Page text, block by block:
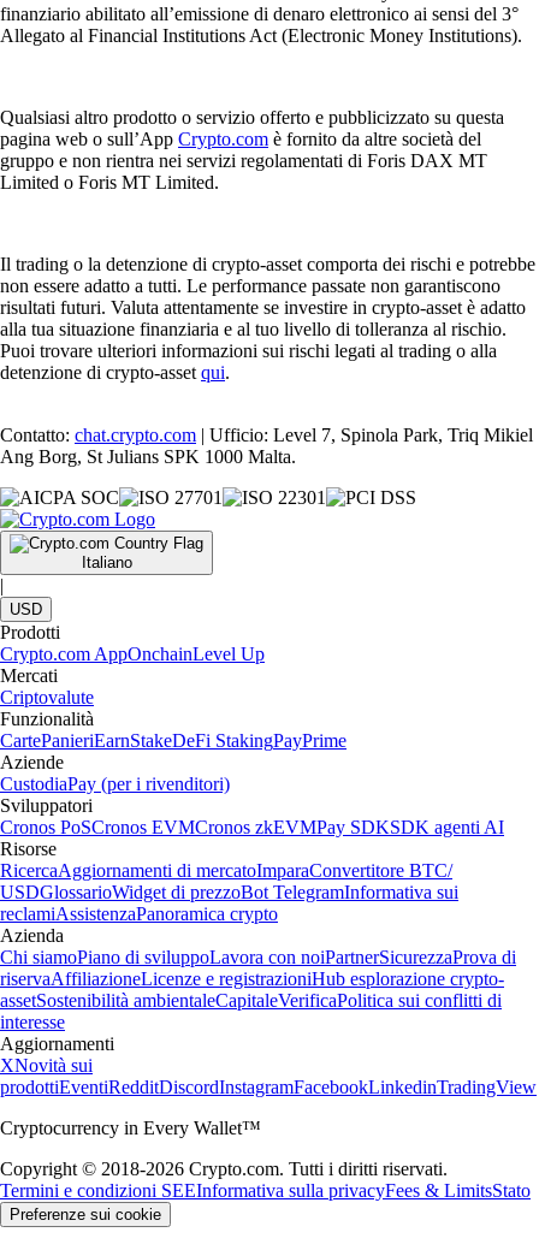
finanziario abilitato all’emissione di denaro elettronico ai sensi del 3°
Allegato al Financial Institutions Act (Electronic Money Institutions).
Qualsiasi altro prodotto o servizio offerto e pubblicizzato su questa
pagina web o sull’App Crypto.com è fornito da altre società del
gruppo e non rientra nei servizi regolamentati di Foris DAX MT
Limited o Foris MT Limited.
Il trading o la detenzione di crypto-asset comporta dei rischi e potrebbe
non essere adatto a tutti. Le performance passate non garantiscono
risultati futuri. Valuta attentamente se investire in crypto-asset è adatto
alla tua situazione finanziaria e al tuo livello di tolleranza al rischio.
Puoi trovare ulteriori informazioni sui rischi legati al trading o alla
detenzione di crypto-asset qui.
Contatto: chat.crypto.com | Ufficio: Level 7, Spinola Park, Triq Mikiel
Ang Borg, St Julians SPK 1000 Malta.
Italiano
|
USD
Prodotti
Crypto.com AppOnchainLevel Up
Mercati
Criptovalute
Funzionalità
CartePanieriEarnStakeDeFi StakingPayPrime
Aziende
CustodiaPay (per i rivenditori)
Sviluppatori
Cronos PoSCronos EVMCronos zkEVMPay SDKSDK agenti AI
Risorse
RicercaAggiornamenti di mercatoImparaConvertitore BTC/
USDGlossarioWidget di prezzoBot TelegramInformativa sui
reclamiAssistenzaPanoramica crypto
Azienda
Chi siamoPiano di sviluppoLavora con noiPartnerSicurezzaProva di
riservaAffiliazioneLicenze e registrazioniHub esplorazione crypto-
assetSostenibilità ambientaleCapitaleVerificaPolitica sui conflitti di
interesse
Aggiornamenti
XNovità sui
prodottiEventiRedditDiscordInstagramFacebookLinkedinTradingView
Cryptocurrency in Every Wallet™
Copyright © 2018-2026 Crypto.com. Tutti i diritti riservati.
Termini e condizioni SEEInformativa sulla privacyFees & LimitsStato
Preferenze sui cookie